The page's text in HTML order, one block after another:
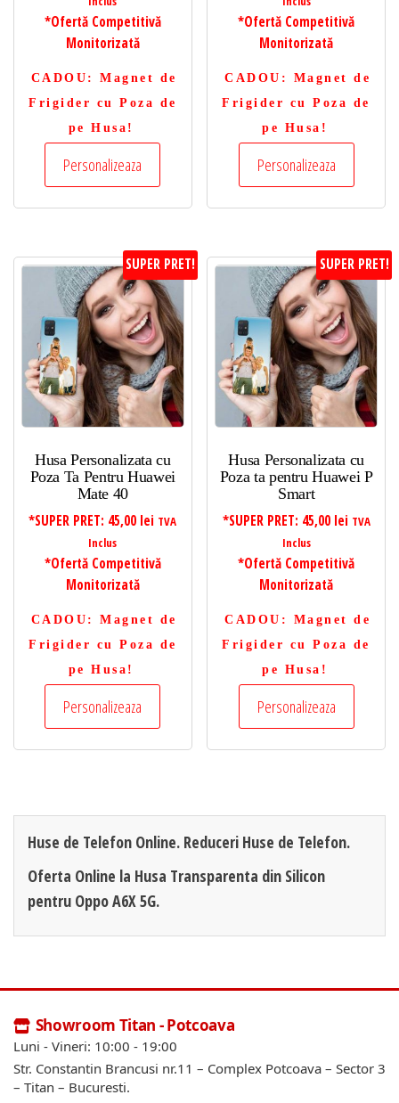
*Ofertă Competitivă
Monitorizată
CADOU : Magnet de
Frigider cu Poza de
pe Husa!
Personalizeaza
*Ofertă Competitivă
Monitorizată
CADOU : Magnet de
Frigider cu Poza de
pe Husa!
Personalizeaza
SUPER PRET!
Husa Personalizata cu
Poza Ta Pentru Huawei
Mate 40
*SUPER PRET: 45,00 lei TVA
Inclus
*Ofertă Competitivă
Monitorizată
CADOU : Magnet de
Frigider cu Poza de
pe Husa!
Personalizeaza
SUPER PRET!
Husa Personalizata cu
Poza ta pentru Huawei P
Smart
*SUPER PRET: 45,00 lei TVA
Inclus
*Ofertă Competitivă
Monitorizată
CADOU : Magnet de
Frigider cu Poza de
pe Husa!
Personalizeaza
Huse de Telefon Online. Reduceri Huse de Telefon.
Oferta Online la Husa Transparenta din Silicon
pentru Oppo A6X 5G.
Showroom Titan - Potcoava
Luni - Vineri: 10:00 - 19:00
Str. Constantin Brancusi nr.11 – Complex Potcoava – Sector 3
– Titan – Bucuresti.